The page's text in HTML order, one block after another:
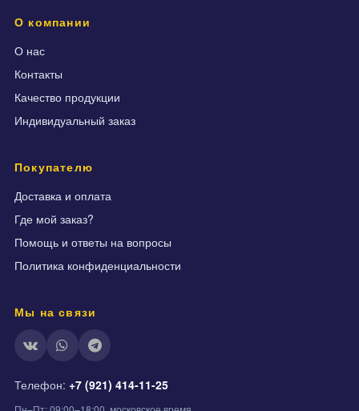
О компании
О нас
Контакты
Качество продукции
Индивидуальный заказ
Покупателю
Доставка и оплата
Где мой заказ?
Помощь и ответы на вопросы
Политика конфиденциальности
Мы на связи
Телефон: +7 (921) 414-11-25